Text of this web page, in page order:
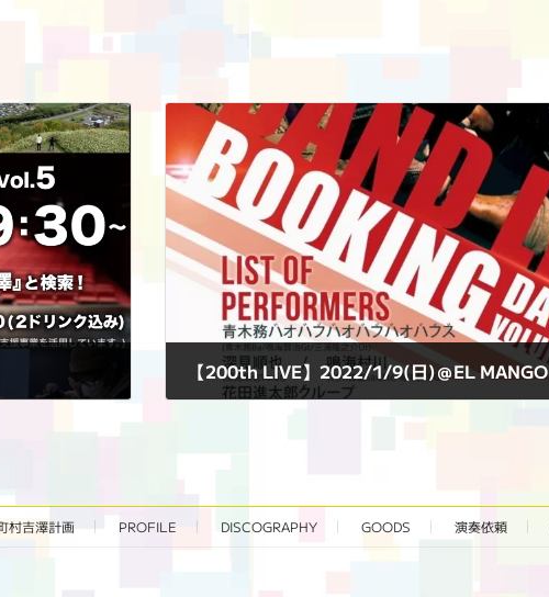
【200th LIVE】2022/1/9(日)＠EL MANGO
村吉澤計画 PROFILE DISCOGRAPHY GOODS 演奏依頼